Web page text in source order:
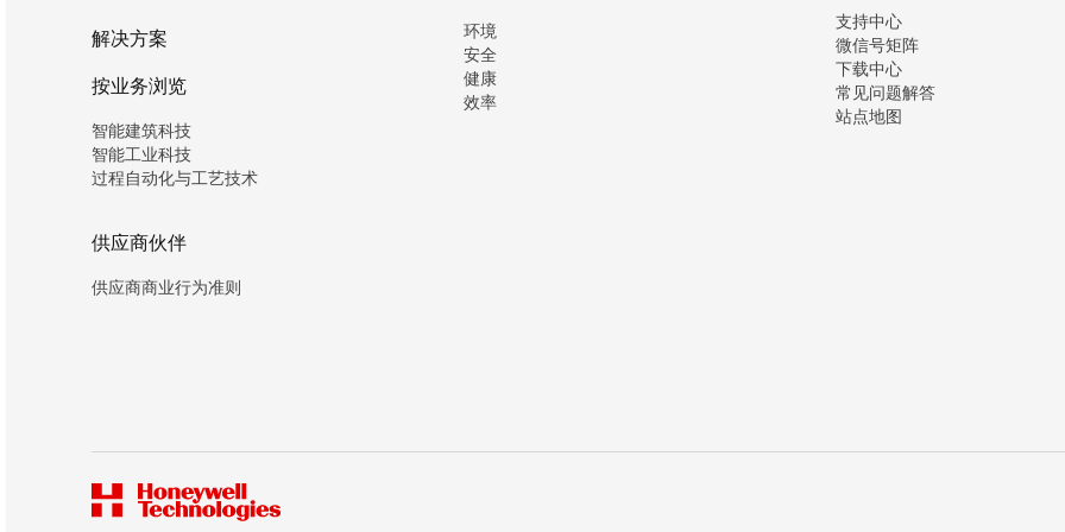
解决方案
按业务浏览
智能建筑科技
智能工业科技
过程自动化与工艺技术
供应商伙伴
供应商商业行为准则
环境
安全
健康
效率
支持中心
微信号矩阵
下载中心
常见问题解答
站点地图